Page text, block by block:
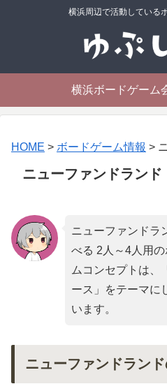
横浜周辺で活動している
横浜ボードゲーム
HOME > ボードゲーム情報 >
ニューファンドランド
ニューファンドラ
べる 2人～4人用
ムコンセプトは、「
ース 」をテーマに
います。
ニューファンドラン